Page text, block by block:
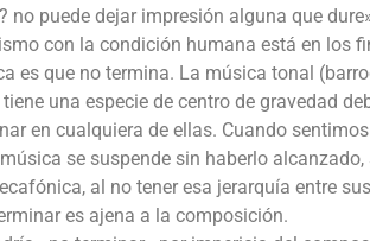
no puede dejar impresión alguna que
con la condición humana está en los
es que no termina. La música tonal
una especie de centro de gravedad
en cualquiera de ellas. Cuando
se suspende sin haberlo
al no tener esa jerarquía entre
es ajena a la composición.